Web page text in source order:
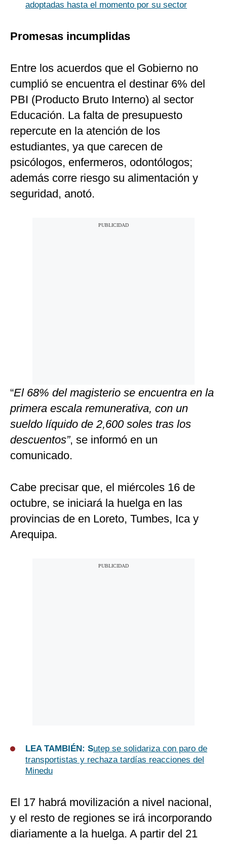
adoptadas hasta el momento por su sector
Promesas incumplidas
Entre los acuerdos que el Gobierno no
cumplió se encuentra el destinar 6% del
PBI (Producto Bruto Interno) al sector
Educación. La falta de presupuesto
repercute en la atención de los
estudiantes, ya que carecen de
psicólogos, enfermeros, odontólogos;
además corre riesgo su alimentación y
seguridad, anotó.
“El 68% del magisterio se encuentra en la
primera escala remunerativa, con un
sueldo líquido de 2,600 soles tras los
descuentos”, se informó en un
comunicado.
Cabe precisar que, el miércoles 16 de
octubre, se iniciará la huelga en las
provincias de en Loreto, Tumbes, Ica y
Arequipa.
LEA TAMBIÉN: Sutep se solidariza con paro de
transportistas y rechaza tardías reacciones del
Minedu
El 17 habrá movilización a nivel nacional,
y el resto de regiones se irá incorporando
diariamente a la huelga. A partir del 21